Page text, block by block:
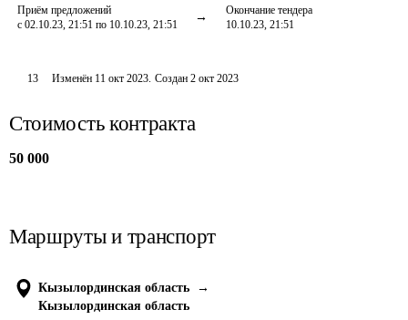
Приём предложений
с 02.10.23, 21:51 по 10.10.23, 21:51
Окончание тендера
10.10.23, 21:51
13 Изменён 11 окт 2023. Создан 2 окт 2023
Стоимость контракта
50 000
Маршруты и транспорт
Кызылординская область
→
Кызылординская область